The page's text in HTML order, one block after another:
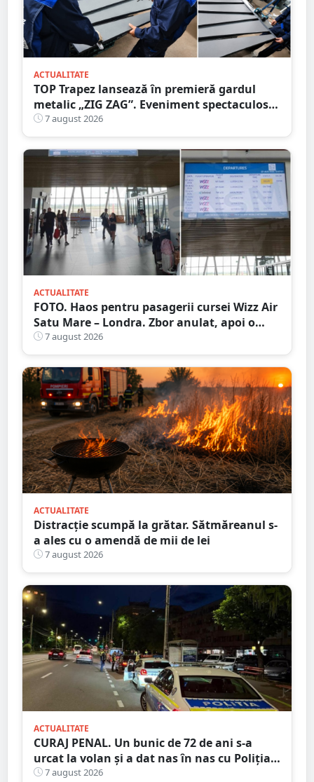
ACTUALITATE
TOP Trapez lansează în premieră gardul
metalic „ZIG ZAG”. Eveniment spectaculos
în Grădina Romei
7 august 2026
ACTUALITATE
FOTO. Haos pentru pasagerii cursei Wizz Air
Satu Mare – Londra. Zbor anulat, apoi o
nouă întârziere. Fără explicații clare
7 august 2026
ACTUALITATE
Distracție scumpă la grătar. Sătmăreanul s-
a ales cu o amendă de mii de lei
7 august 2026
ACTUALITATE
CURAJ PENAL. Un bunic de 72 de ani s-a
urcat la volan și a dat nas în nas cu Poliția
Satu Mare
7 august 2026